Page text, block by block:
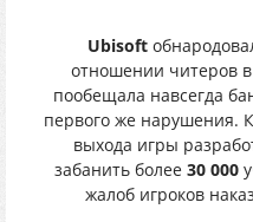
Ubisoft
отношении читеров в
пообещала навсегда
первого же нарушения.
выхода игры
забанить более 30 000
жалоб игроков